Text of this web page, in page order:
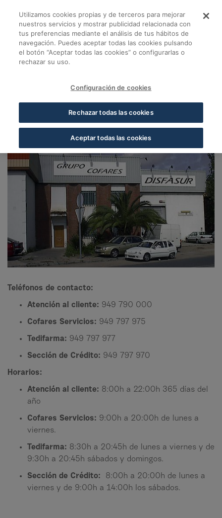
Almacén Córdoba -
Volver a Almacenes Cofares
Córdoba
Cofares Suroeste S.A. Córdoba
Teléfonos de contacto:
Atención al cliente: 949 790 000
Cofares Servicios: 949 797 975
Tedifarma: 949 797 977
Sección de Crédito: 949 797 970
Horarios:
Atención al cliente: 8:00h a 22:00h 365 días del
año
Cofares Servicios: 9:00h a 20:00h de lunes a
viernes.
Tedifarma: 8:30h a 20:45h de lunes a viernes y de
9:30h a 20:45h sábados y domingos.
Sección de Crédito: 8:00h a 20:00h de lunes a
viernes y de 9:00h a 14:00h los sábados.
Utilizamos cookies propias y de terceros para mejorar
nuestros servicios y mostrar publicidad relacionada con
tus preferencias mediante el análisis de tus hábitos de
navegación. Puedes aceptar todas las cookies pulsando
el botón “Aceptar todas las cookies” o configurarlas o
rechazar su uso.
Configuración de cookies
Rechazar todas las cookies
Aceptar todas las cookies